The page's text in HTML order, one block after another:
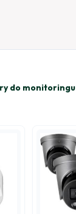
do monitoringu